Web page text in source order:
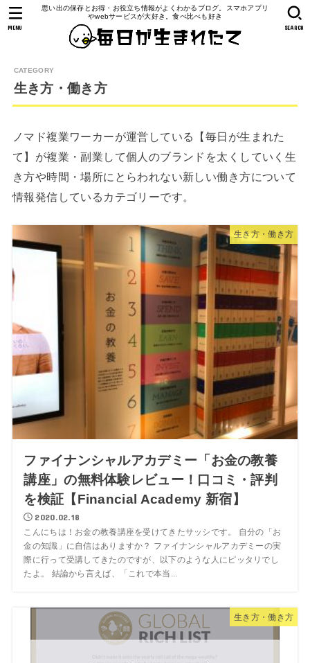
思い出の保存とお得・お役立ち情報がよくわかるブログ。スマホアプリ
やwebサービスが大好き。食べ比べも好き
SEARCH
MENU
生き方・働き方
ノマド複業ワーカーが運営している【毎日が生まれた
て】が複業・副業して個人のブランドを太くしていく生
き方や時間・場所にとらわれない新しい働き方について
情報発信しているカテゴリーです。
生き方・働き方
ファイナンシャルアカデミー「お金の教養
講座」の無料体験レビュー！口コミ・評判
を検証【Financial Academy 新宿】
2020.02.18
こんにちは！お金の教養講座を受けてきたサッシです。 自分の「お
金の知識」に自信はありますか？ ファイナンシャルアカデミーの実
際に行って受講してきたのですが、以下のような人にピッタリでし
たよ。 結論から言えば、「これで本当...
生き方・働き方